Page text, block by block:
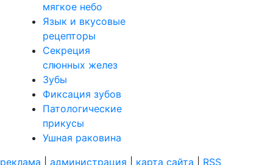
мягкое небо
Язык и вкусовые
рецепторы
Секреция
слюнных желез
Зубы
Фиксация зубов
Патологические
прикусы
Ушная раковина
реклама
администрация карта сайта
RSS